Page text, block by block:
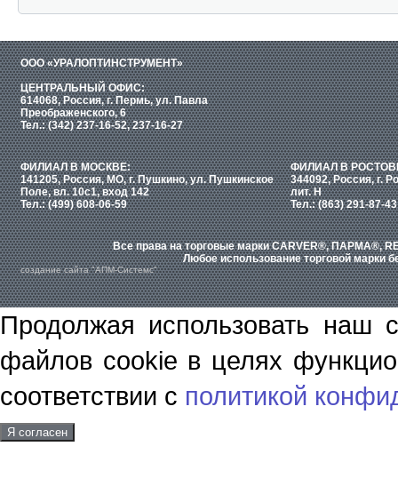
ООО «УРАЛОПТИНСТРУМЕНТ»
ЦЕНТРАЛЬНЫЙ ОФИС:
614068, Россия, г. Пермь, ул. Павла
Преображенского, 6
Тел.: (342) 237-16-52, 237-16-27
ФИЛИАЛ В МОСКВЕ:
141205, Россия, МО, г. Пушкино, ул. Пушкинское
Поле, вл. 10с1, вход 142
Тел.: (499) 608-06-59
ФИЛИАЛ В
344092, Россия, г.
лит. Н
Тел.: (863) 291-87-43
Все права на торговые марки CARVER®, ПАРМА®,
Любое использование торговой марки
создание сайта "АПМ-Системс"
Продолжая использовать наш
файлов cookie в целях
соответствии с политикой
Я согласен